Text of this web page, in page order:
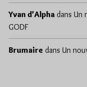
Yvan d'Alpha dans Un
GODF
Brumaire dans Un